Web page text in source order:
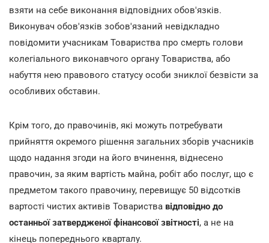
взяти на себе виконання відповідних обов'язків.
Виконувач обов'язків зобов'язаний невідкладно
повідомити учасникам Товариства про смерть голови
колегіального виконавчого органу Товариства, або
набуття нею правового статусу особи зниклої безвісти за
особливих обставин.
Крім того, до правочинів, які можуть потребувати
прийняття окремого рішення загальних зборів учасників
щодо надання згоди на його вчинення, віднесено
правочин, за яким вартість майна, робіт або послуг, що є
предметом такого правочину, перевищує 50 відсотків
вартості чистих активів Товариства відповідно до
останньої затвердженої фінансової звітності, а не на
кінець попереднього кварталу.